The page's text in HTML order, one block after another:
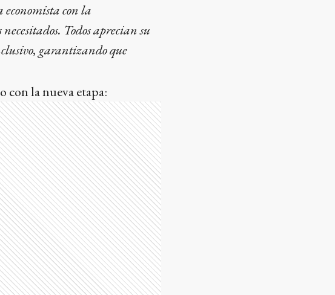
con la
Todos aprecian su
garantizando que
la nueva etapa: